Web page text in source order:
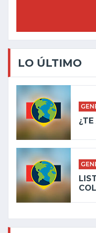
LO ÚLTIMO